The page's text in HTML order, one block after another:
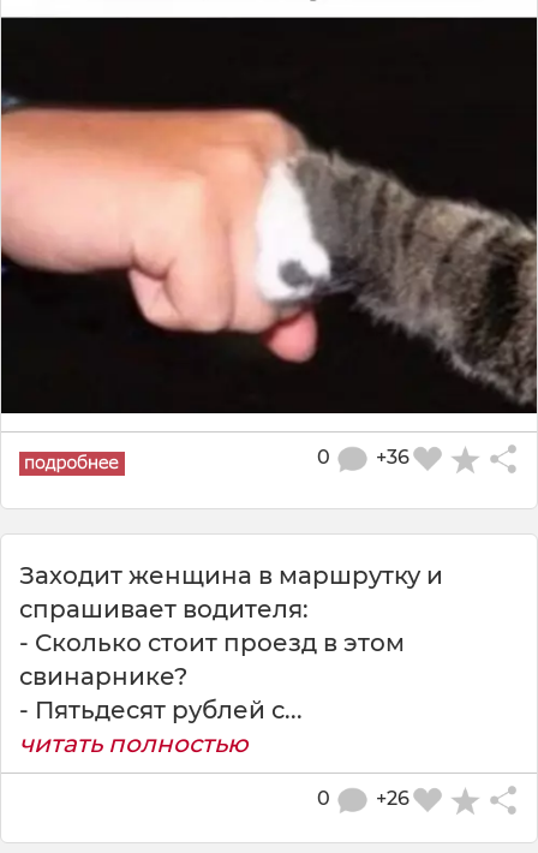
+36
0
Заходит женщина в маршрутку и
спрашивает водителя:
- Сколько стоит проезд в этом
свинарнике?
- Пятьдесят рублей с...
читать полностью
+26
0